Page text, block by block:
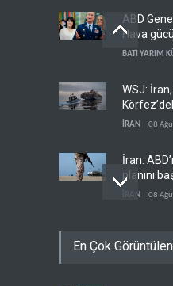
ABD
Hava
BATI YARIM
WSJ: İran,
sona
İRAN 08
İran:
planını
İRAN 08
En Çok